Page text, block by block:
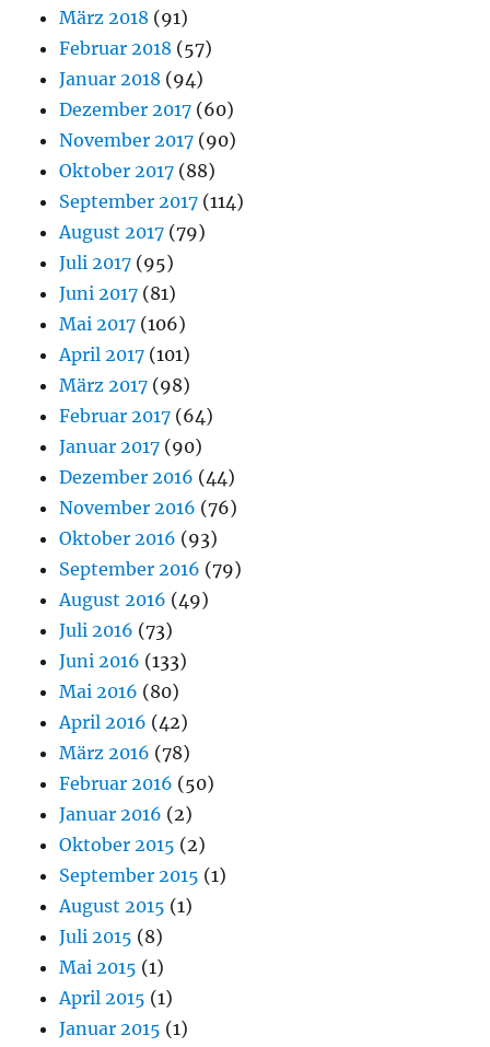
März 2018 (91)
Februar 2018 (57)
Januar 2018 (94)
Dezember 2017 (60)
November 2017 (90)
Oktober 2017 (88)
September 2017 (114)
August 2017 (79)
Juli 2017 (95)
Juni 2017 (81)
Mai 2017 (106)
April 2017 (101)
März 2017 (98)
Februar 2017 (64)
Januar 2017 (90)
Dezember 2016 (44)
November 2016 (76)
Oktober 2016 (93)
September 2016 (79)
August 2016 (49)
Juli 2016 (73)
Juni 2016 (133)
Mai 2016 (80)
April 2016 (42)
März 2016 (78)
Februar 2016 (50)
Januar 2016 (2)
Oktober 2015 (2)
September 2015 (1)
August 2015 (1)
Juli 2015 (8)
Mai 2015 (1)
April 2015 (1)
Januar 2015 (1)